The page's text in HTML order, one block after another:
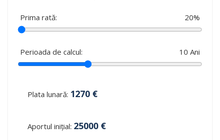
Prima rată: 20%
Perioada de calcul: 10 Ani
Plata lunară: 1270 €
Aportul inițial: 25000 €